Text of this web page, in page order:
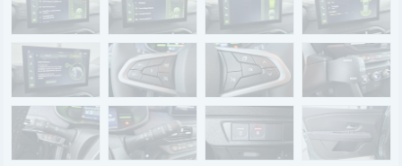
Standort Landau
Standort Neustadt
Qualitätsversprechen
Tankstelle